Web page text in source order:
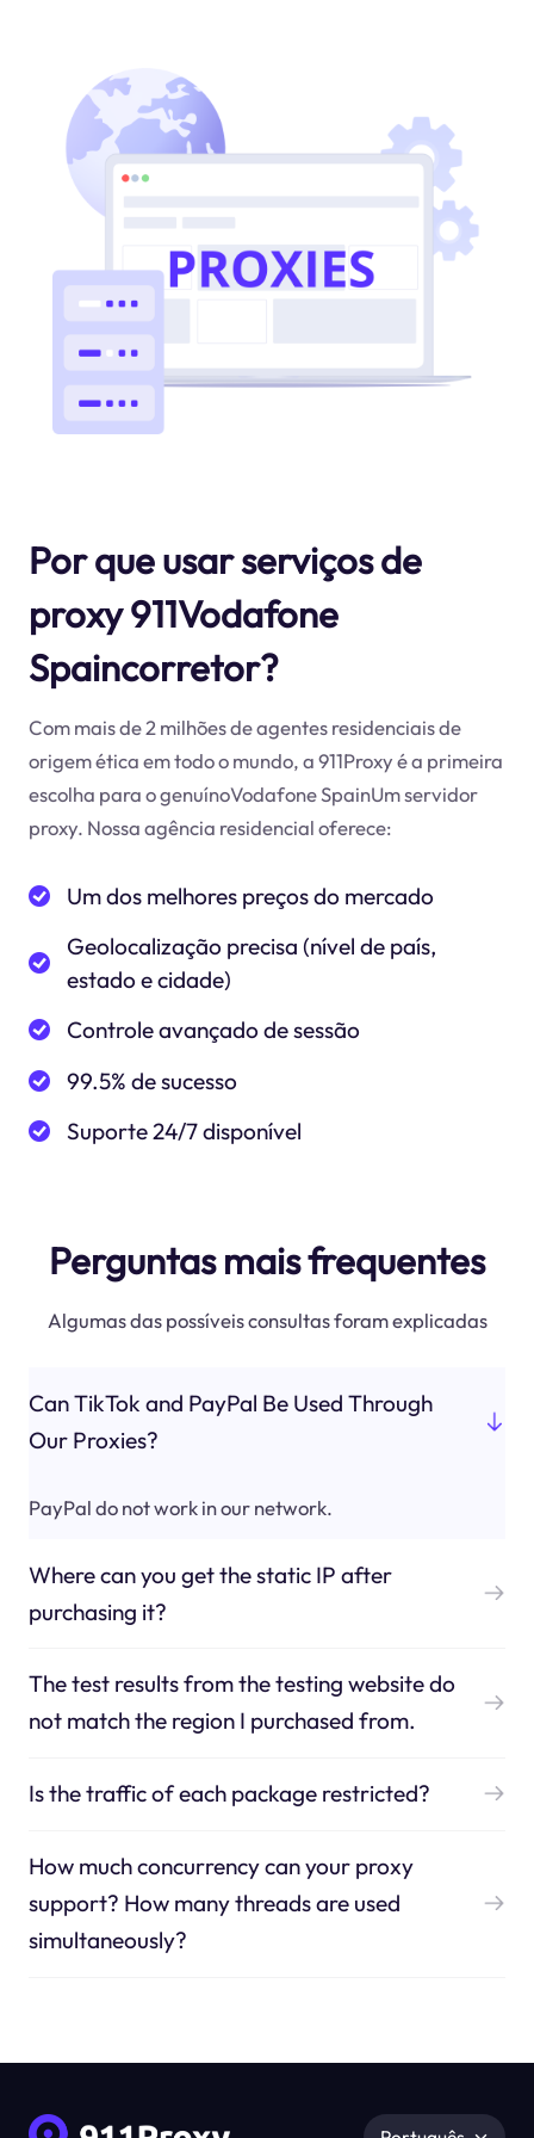
Por que usar serviços de
proxy 911Vodafone
Spaincorretor?
Com mais de 2 milhões de agentes residenciais de
origem ética em todo o mundo, a 911Proxy é a primeira
escolha para o genuínoVodafone SpainUm servidor
proxy. Nossa agência residencial oferece:
Um dos melhores preços do mercado
Geolocalização precisa (nível de país,
estado e cidade)
Controle avançado de sessão
99.5% de sucesso
Suporte 24/7 disponível
Perguntas mais frequentes
Algumas das possíveis consultas foram explicadas
Can TikTok and PayPal Be Used Through
Our Proxies?
PayPal do not work in our network.
Where can you get the static IP after
purchasing it?
The test results from the testing website do
not match the region I purchased from.
Is the traffic of each package restricted?
How much concurrency can your proxy
support? How many threads are used
simultaneously?